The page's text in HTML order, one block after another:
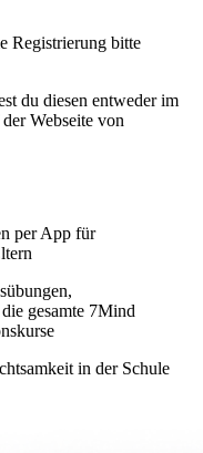
Registrierung bitte
du diesen entweder im
Webseite von
per App für
gesamte 7Mind
in der Schule